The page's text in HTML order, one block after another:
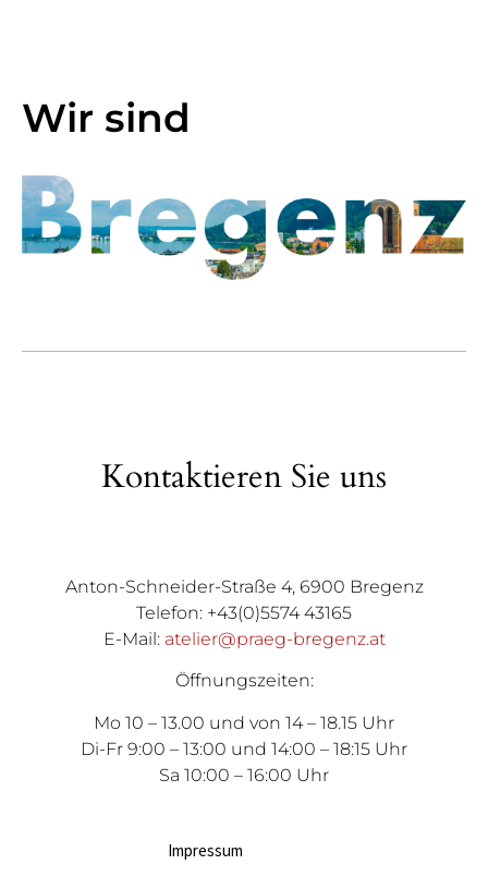
Wir sind
Kontaktieren Sie uns
Anton-Schneider-Straße 4, 6900 Bregenz
Telefon: +43(0)5574 43165
E-Mail: atelier@praeg-bregenz.at
Öffnungszeiten:
Mo 10 – 13.00 und von 14 – 18.15 Uhr
Di-Fr 9:00 – 13:00 und 14:00 – 18:15 Uhr
Sa 10:00 – 16:00 Uhr
Impressum